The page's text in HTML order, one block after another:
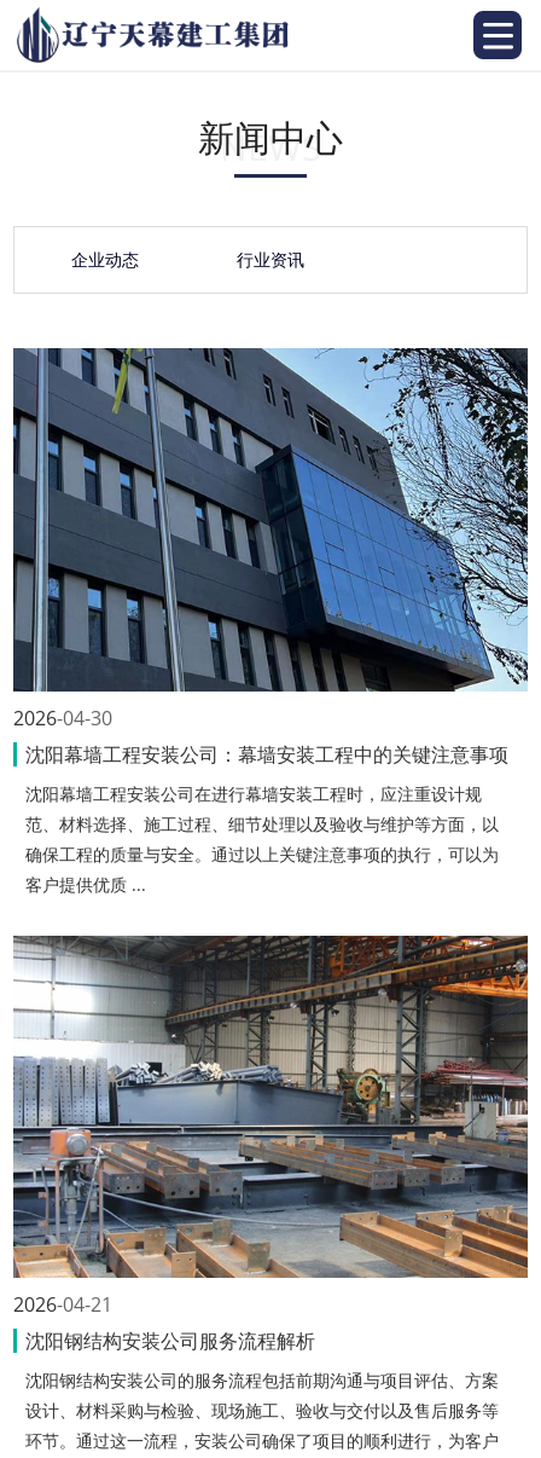
新闻中心
NEWS
企业动态 行业资讯
04-30
2026
沈阳幕墙工程安装公司：幕墙安装工程中的关键注意事项
沈阳幕墙工程安装公司在进行幕墙安装工程时，应注重设计规
范、材料选择、施工过程、细节处理以及验收与维护等方面，以
确保工程的质量与安全。通过以上关键注意事项的执行，可以为
客户提供优质 ...
04-21
2026
沈阳钢结构安装公司服务流程解析
沈阳钢结构安装公司的服务流程包括前期沟通与项目评估、方案
设计、材料采购与检验、现场施工、验收与交付以及售后服务等
环节。通过这一流程，安装公司确保了项目的顺利进行，为客户